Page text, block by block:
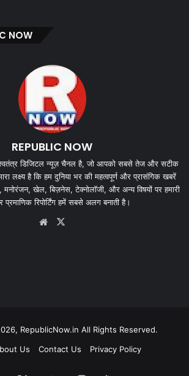
NOW
REPUBLIC NOW
डिजिटल न्यूज़ चैनल है, जो आपको सबसे तेज और सटीक
लक्ष्य है कि हम दुनिया भर की महत्वपूर्ण और प्रासंगिक खबरें
खेल, बिज़नेस, टेक्नोलॉजी, और अन्य विषयों पर हमारी
प्रमाणिक रिपोर्टिंग हमें सबसे अलग बनाती है।
Website
RepublicNow.in All Rights Reserved.
Us Contact Us Privacy Policy